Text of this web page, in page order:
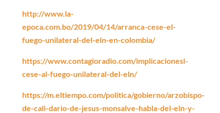
http://www.la-
epoca.com.bo/2019/04/14/arranca-cese-el-
fuego-unilateral-del-eln-en-colombia/
https://www.contagioradio.com/implicacionesl-
cese-al-fuego-unilateral-del-eln/
https://m.eltiempo.com/politica/gobierno/arzobispo-
de-cali-dario-de-jesus-monsalve-habla-del-eln-y-